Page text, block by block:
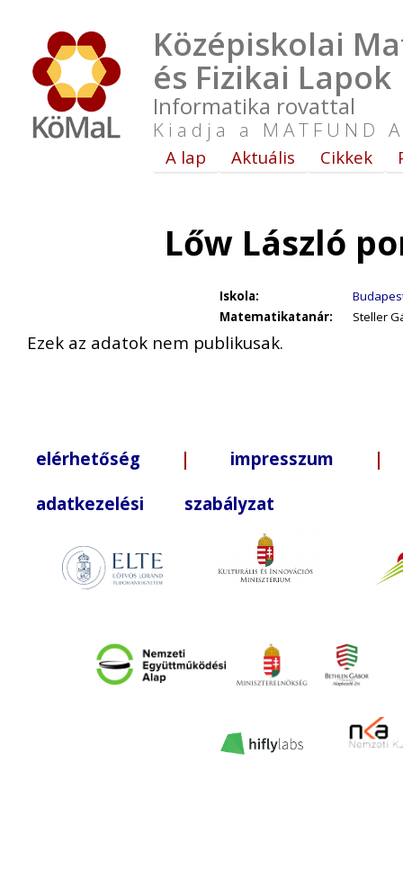
Középiskolai
és Fizikai Lapok
Informatika rovattal
Kiadja a MATFUND
A lap Aktuális Cikkek
Lőw László
Iskola:
Matematikatanár:
Steller
Ezek az adatok nem publikusak.
elérhetőség | impresszum |
adatkezelési szabályzat